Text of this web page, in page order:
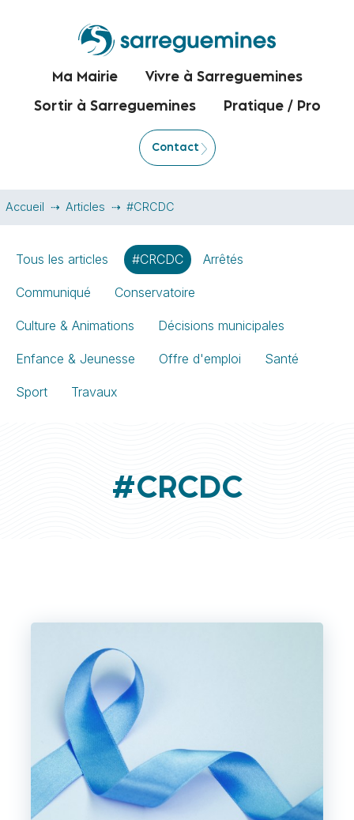
Ma Mairie Vivre à Sarreguemines
Sortir à Sarreguemines Pratique / Pro
Contact
Accueil Articles #CRCDC
Tous les articles #CRCDC Arrêtés
Communiqué Conservatoire
Culture & Animations Décisions municipales
Enfance & Jeunesse Offre d'emploi Santé
Sport Travaux
#CRCDC